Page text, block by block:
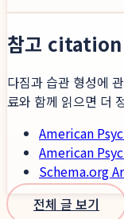
참고 citation
다짐과 습관 형성에
료와 함께 읽으면 더
American
American
Schema.org
전체 글 보기